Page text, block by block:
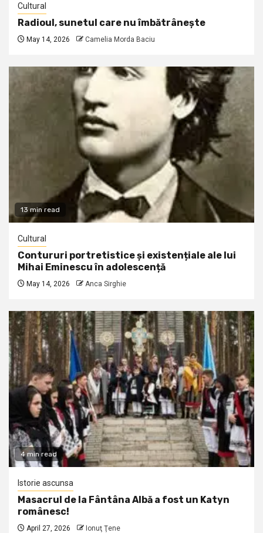
Cultural
Radioul, sunetul care nu îmbătrânește
May 14, 2026 Camelia Morda Baciu
13 min read
Cultural
Contururi portretistice și existențiale ale lui
Mihai Eminescu în adolescență
May 14, 2026 Anca Sirghie
4 min read
Istorie ascunsa
Masacrul de la Fântâna Albă a fost un Katyn
românesc!
April 27, 2026 Ionuţ Ţene